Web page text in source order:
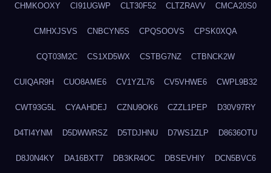
CHMKOOXY CI91UGWP CLT30F52 CLTZRAVV CMCA20S0
CMHXJSVS CNBCYN5S CPQSOOVS CPSK0XQA
CQT03M2C CS1XD5WX CSTBG7NZ CTBNCK2W
CUIQAR9H CUO8AME6 CV1YZL76 CV5VHWE6 CWPL9B32
CWT93G5L CYAAHDEJ CZNU9OK6 CZZL1PEP D30V97RY
D4TI4YNM D5DWWRSZ D5TDJHNU D7WS1ZLP D8636OTU
D8J0N4KY DA16BXT7 DB3KR4OC DBSEVHIY DCN5BVC6